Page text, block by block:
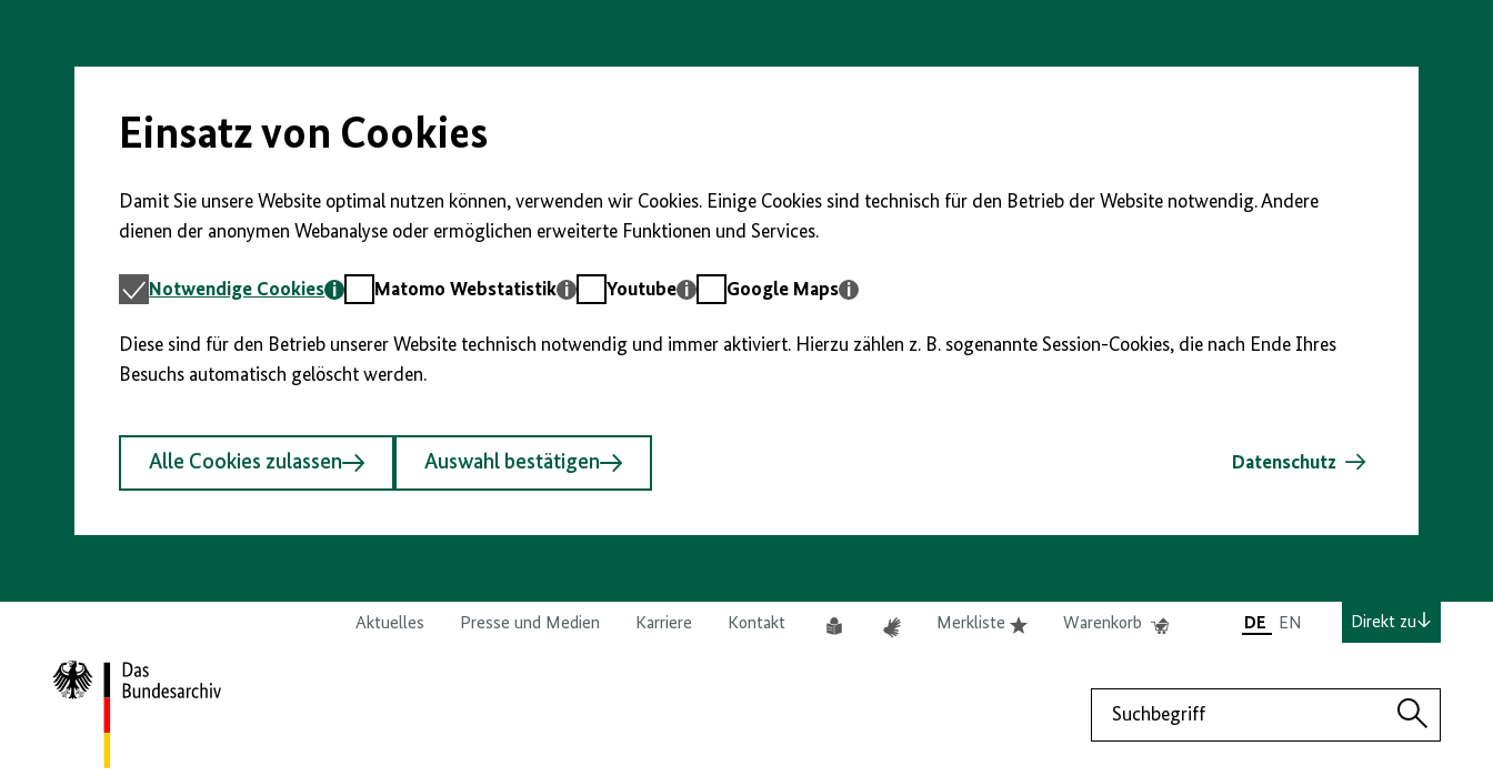
Seiteninhalt
Einsatz von Cookies
Damit Sie unsere Website optimal nutzen können, verwenden wir Cookies. Einige Cookies sind technisch für den Betrieb der Website notwendig. Andere
dienen der anonymen Webanalyse oder ermöglichen erweiterte Funktionen und Services.
Notwendige
Notwendige Cookies
MatomoMatomo Webstatistik YoutubeYoutube
GoogleGoogle Maps
Diese sind für den Betrieb unserer Website technisch notwendig und immer aktiviert. Hierzu zählen z. B. sogenannte Session-Cookies, die nach Ende Ihres
Besuchs automatisch gelöscht werden.
Alle Cookies zulassen Auswahl bestätigen Datenschutz
Aktuelles Presse und Medien Karriere Kontakt
Leichte
Gebärdensprache
Merkliste
ElementeWarenkorb
Elemente
Warenkorb
DE EN Direkt zu
Zur
Startseite
Suchen